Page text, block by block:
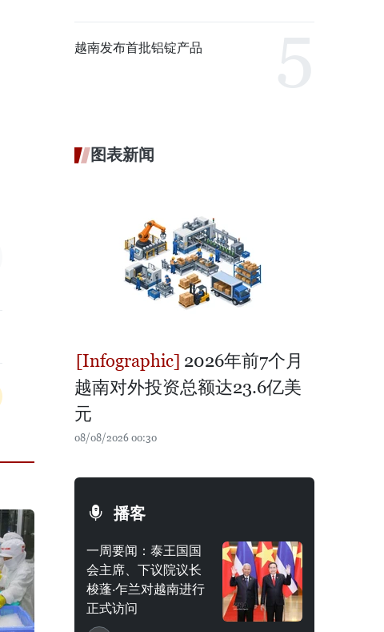
越南发布首批铝锭产品
图表新闻
2026年前7个月
越南对外投资总额达23.6亿美
元
08/08/2026 00:30
播客
一周要闻：泰王国国
会主席、下议院议长
梭蓬·乍兰对越南进行
正式访问